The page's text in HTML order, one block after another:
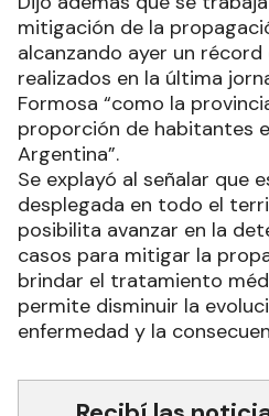
mitigación de la
alcanzando ayer un
realizados en la última
Formosa “como la
proporción de habitantes
Argentina”.
Se explayó al señalar que
desplegada en todo el
posibilita avanzar en la
casos para mitigar la
brindar el tratamiento
permite disminuir la
enfermedad y la